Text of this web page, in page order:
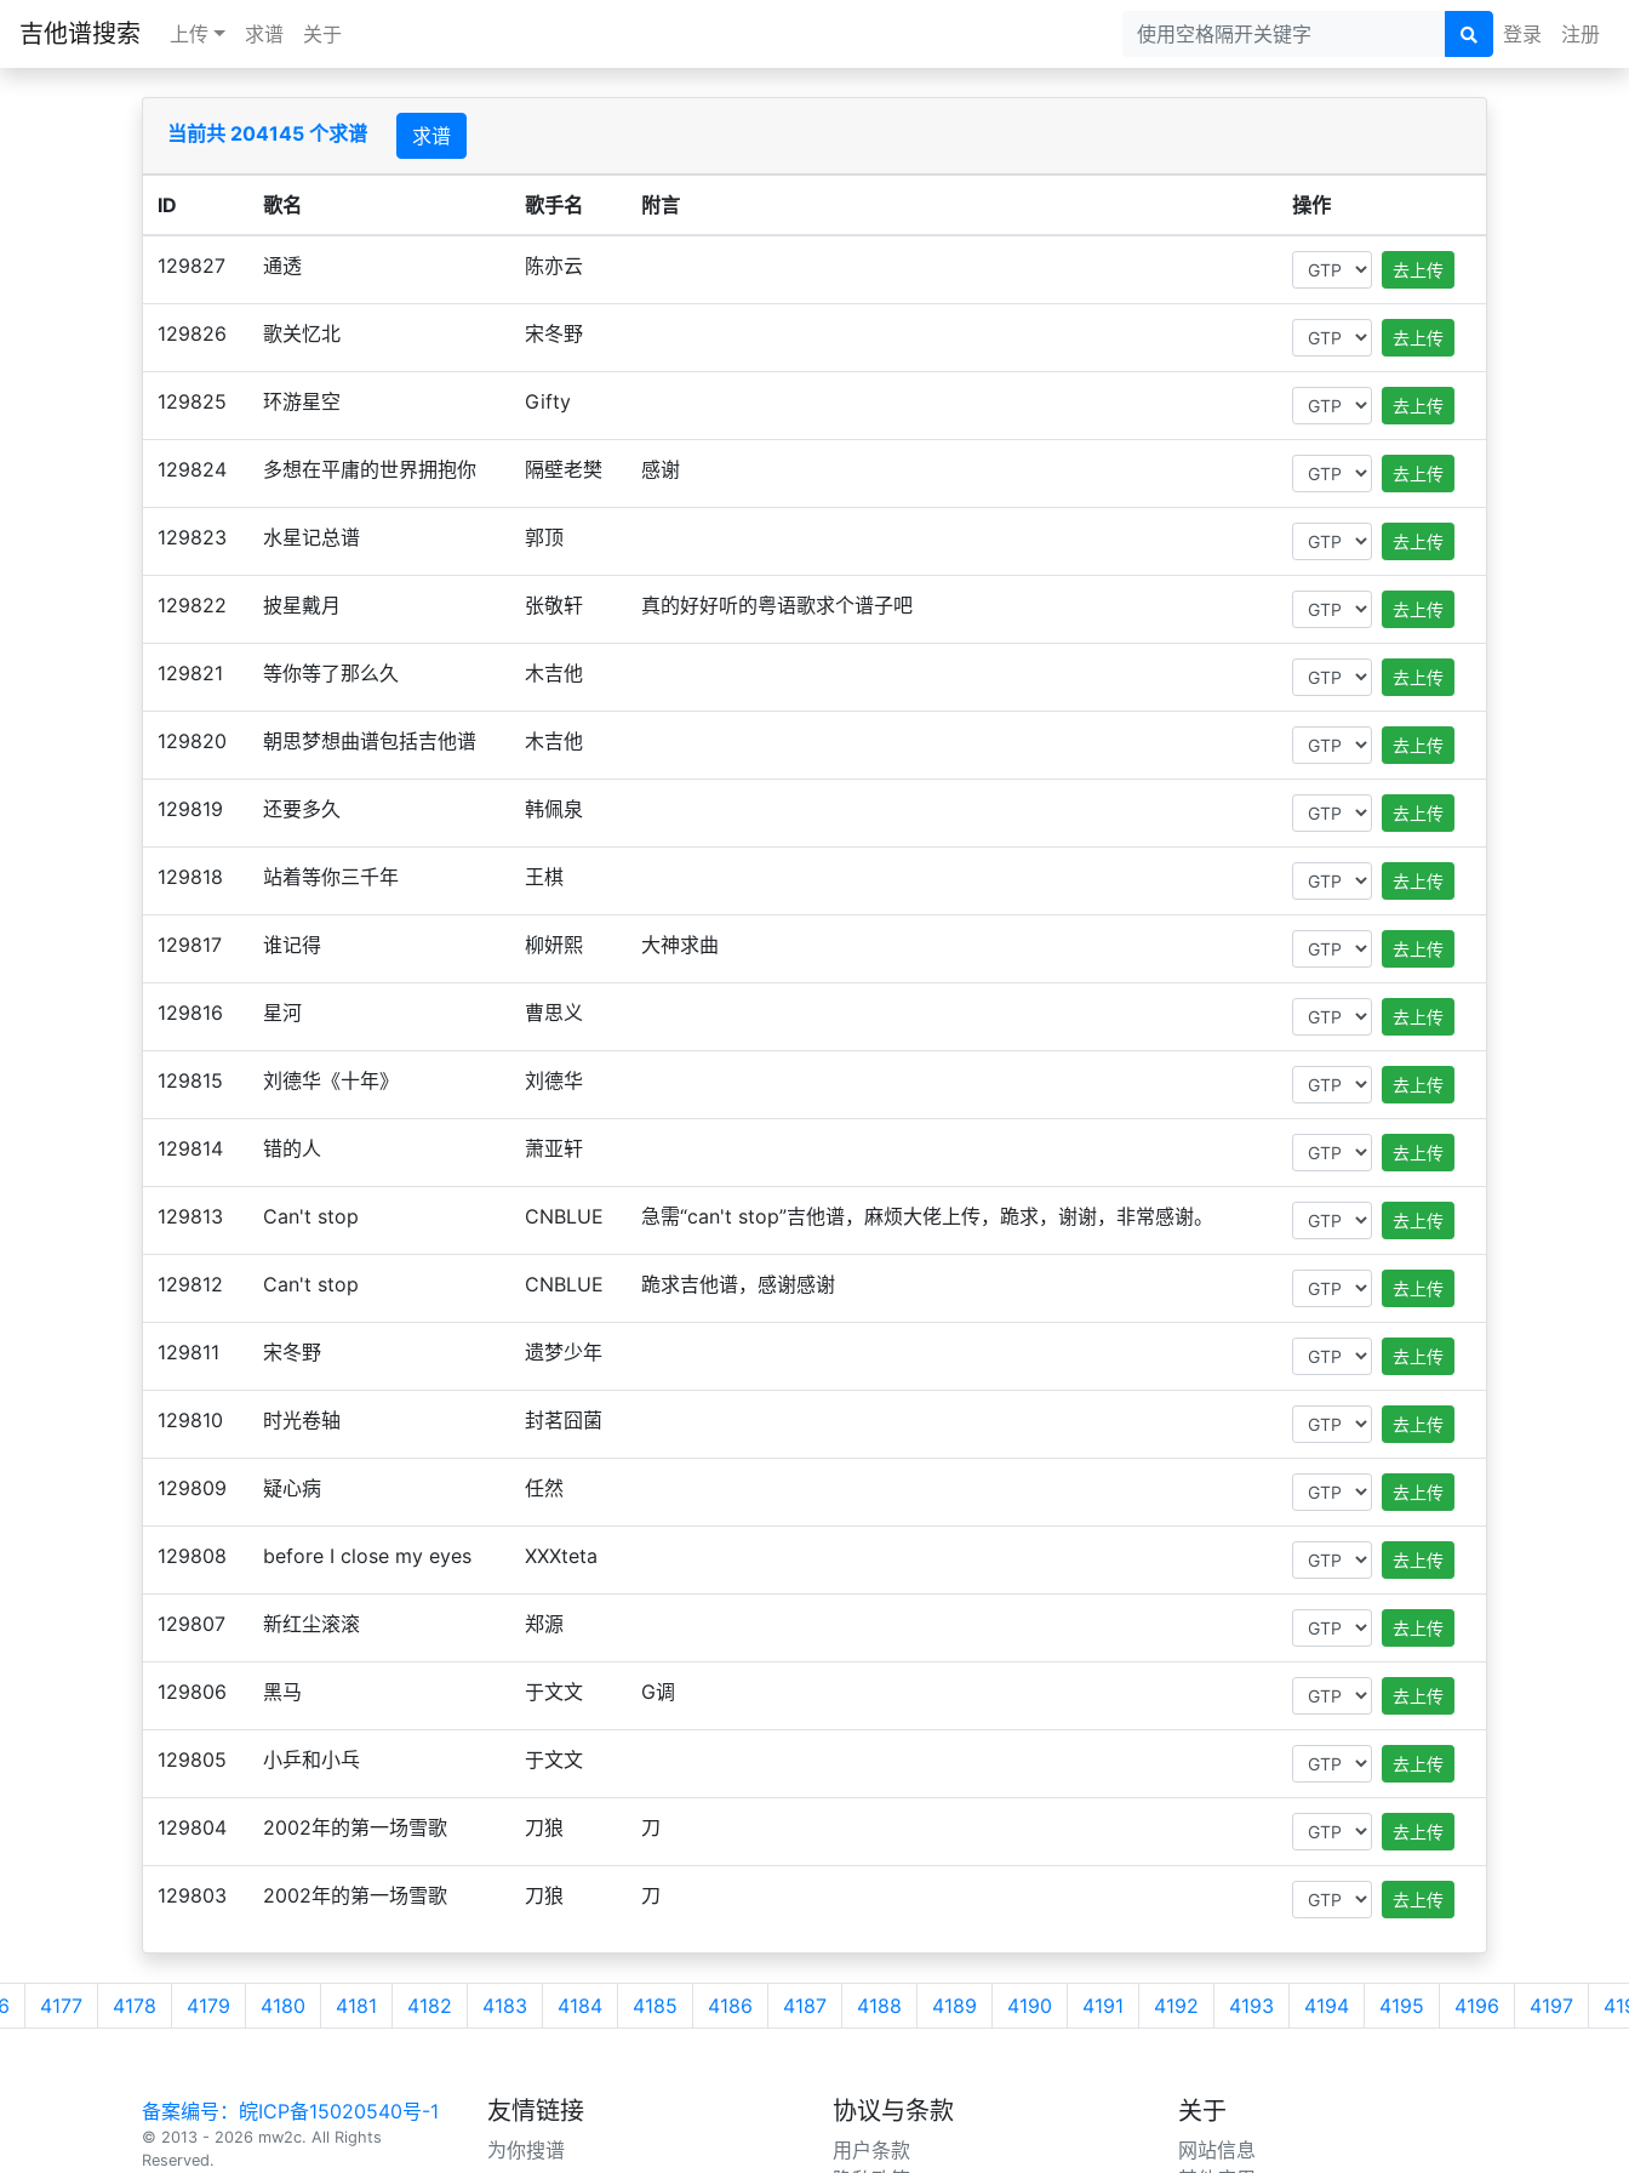
吉他谱搜索 上传 求谱 关于 登录 注册
当前共 204145 个求谱 求谱
ID 歌名 歌手名 附言 操作
129827 通透 陈亦云 去上传
129826 歌关忆北 宋冬野 去上传
129825 环游星空 Gifty 去上传
129824 多想在平庸的世界拥抱你 隔壁老樊 感谢 去上传
129823 水星记总谱 郭顶 去上传
129822 披星戴月 张敬轩 真的好好听的粤语歌求个谱子吧 去上传
129821 等你等了那么久 木吉他 去上传
129820 朝思梦想曲谱包括吉他谱 木吉他 去上传
129819 还要多久 韩佩泉 去上传
129818 站着等你三千年 王棋 去上传
129817 谁记得 柳妍熙 大神求曲 去上传
129816 星河 曹思义 去上传
129815 刘德华《十年》 刘德华 去上传
129814 错的人 萧亚轩 去上传
129813 Can't stop CNBLUE 急需“can't stop”吉他谱，麻烦大佬上传，跪求，谢谢，非常感谢。 去上传
129812 Can't stop CNBLUE 跪求吉他谱，感谢感谢 去上传
129811 宋冬野 遗梦少年 去上传
129810 时光卷轴 封茗囧菌 去上传
129809 疑心病 任然 去上传
129808 before I close my eyes XXXteta 去上传
129807 新红尘滚滚 郑源 去上传
129806 黑马 于文文 G调 去上传
129805 小乒和小乓 于文文 去上传
129804 2002年的第一场雪歌 刀狼 刀 去上传
129803 2002年的第一场雪歌 刀狼 刀 去上传
4177 4178 4179 4180 4181 4182 4183 4184 4185 4186 4187 4188 4189 4190 4191 4192 4193 4194 4195 4196 4197
备案编号：皖ICP备15020540号-1
© 2013 - 2026 mw2c. All Rights
Reserved.
友情链接
为你搜谱
协议与条款
用户条款
关于
网站信息